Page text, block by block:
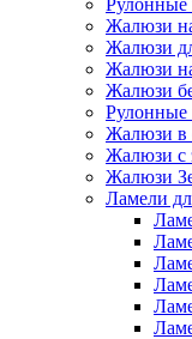
Рулонные
Жалюзи
Жалюзи
Жалюзи
Жалюзи
Рулонные
Жалюзи в
Жалюзи с
Жалюзи
Ламели